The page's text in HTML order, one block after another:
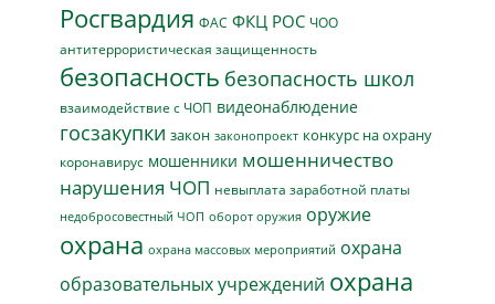
Росгвардия ФАС ФКЦ РОС ЧОО
антитеррористическая защищенность
безопасность безопасность школ
взаимодействие с ЧОП видеонаблюдение
госзакупки закон законопроект конкурс на охрану
коронавирус мошенники мошенничество
нарушения ЧОП невыплата заработной платы
недобросовестный ЧОП оборот оружия оружие
охрана охрана массовых мероприятий охрана
образовательных учреждений охрана